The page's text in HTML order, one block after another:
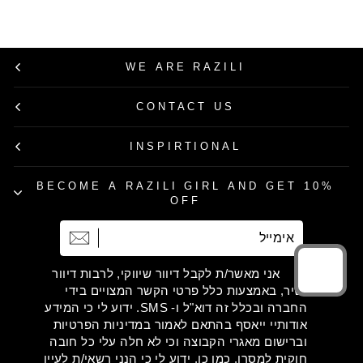
WE ARE RAZILI
CONTACT US
INSPIRTIONAL
BECOME A RAZILI GIRL AND GET 10%
OFF
אני מאשר/ת לקבל דיוור שיווקי, לרבות דיוור
ישיר, באמצעות כלל פרטי הקשר המצויים בידי
החברה ובכלל זה דוא"ל ו- SMS. ידוע לי כי המידע
אודותיי ייאסף בהתאם לאמור במדיניות הפרטיות
וברישום מאגרי הקבוצה וכי לא חלה עלי כל חובה
חוקית למסרו. כמו כן, ידוע לי כי הנני רשאי/ת לעיין